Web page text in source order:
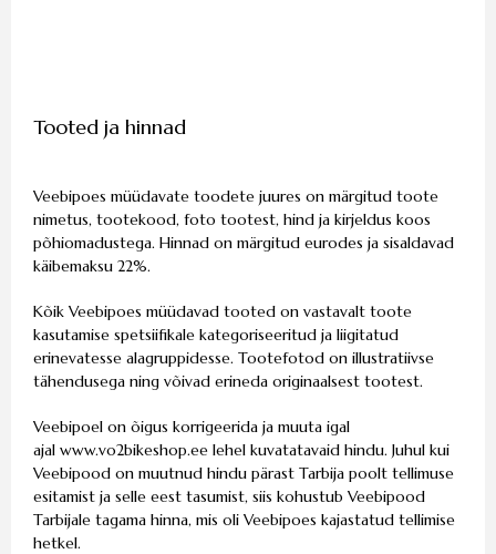
Tooted ja hinnad
Veebipoes müüdavate toodete juures on märgitud toote
nimetus, tootekood, foto tootest, hind ja kirjeldus koos
põhiomadustega. Hinnad on märgitud eurodes ja sisaldavad
käibemaksu 22%.
Kõik Veebipoes müüdavad tooted on vastavalt toote
kasutamise spetsiifikale kategoriseeritud ja liigitatud
erinevatesse alagruppidesse. Tootefotod on illustratiivse
tähendusega ning võivad erineda originaalsest tootest.
Veebipoel on õigus korrigeerida ja muuta igal
ajal www.vo2bikeshop.ee lehel kuvatatavaid hindu. Juhul kui
Veebipood on muutnud hindu pärast Tarbija poolt tellimuse
esitamist ja selle eest tasumist, siis kohustub Veebipood
Tarbijale tagama hinna, mis oli Veebipoes kajastatud tellimise
hetkel.